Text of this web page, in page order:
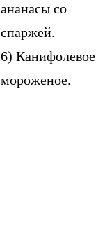
ананасы со
спаржей.
6) Канифолевое
мороженое.